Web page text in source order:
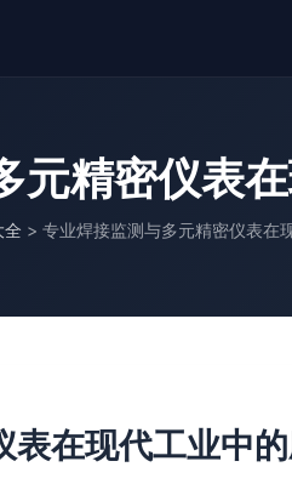
元精密仪表
全 > 专业焊接监测与多元精密仪表在
在现代工业中的